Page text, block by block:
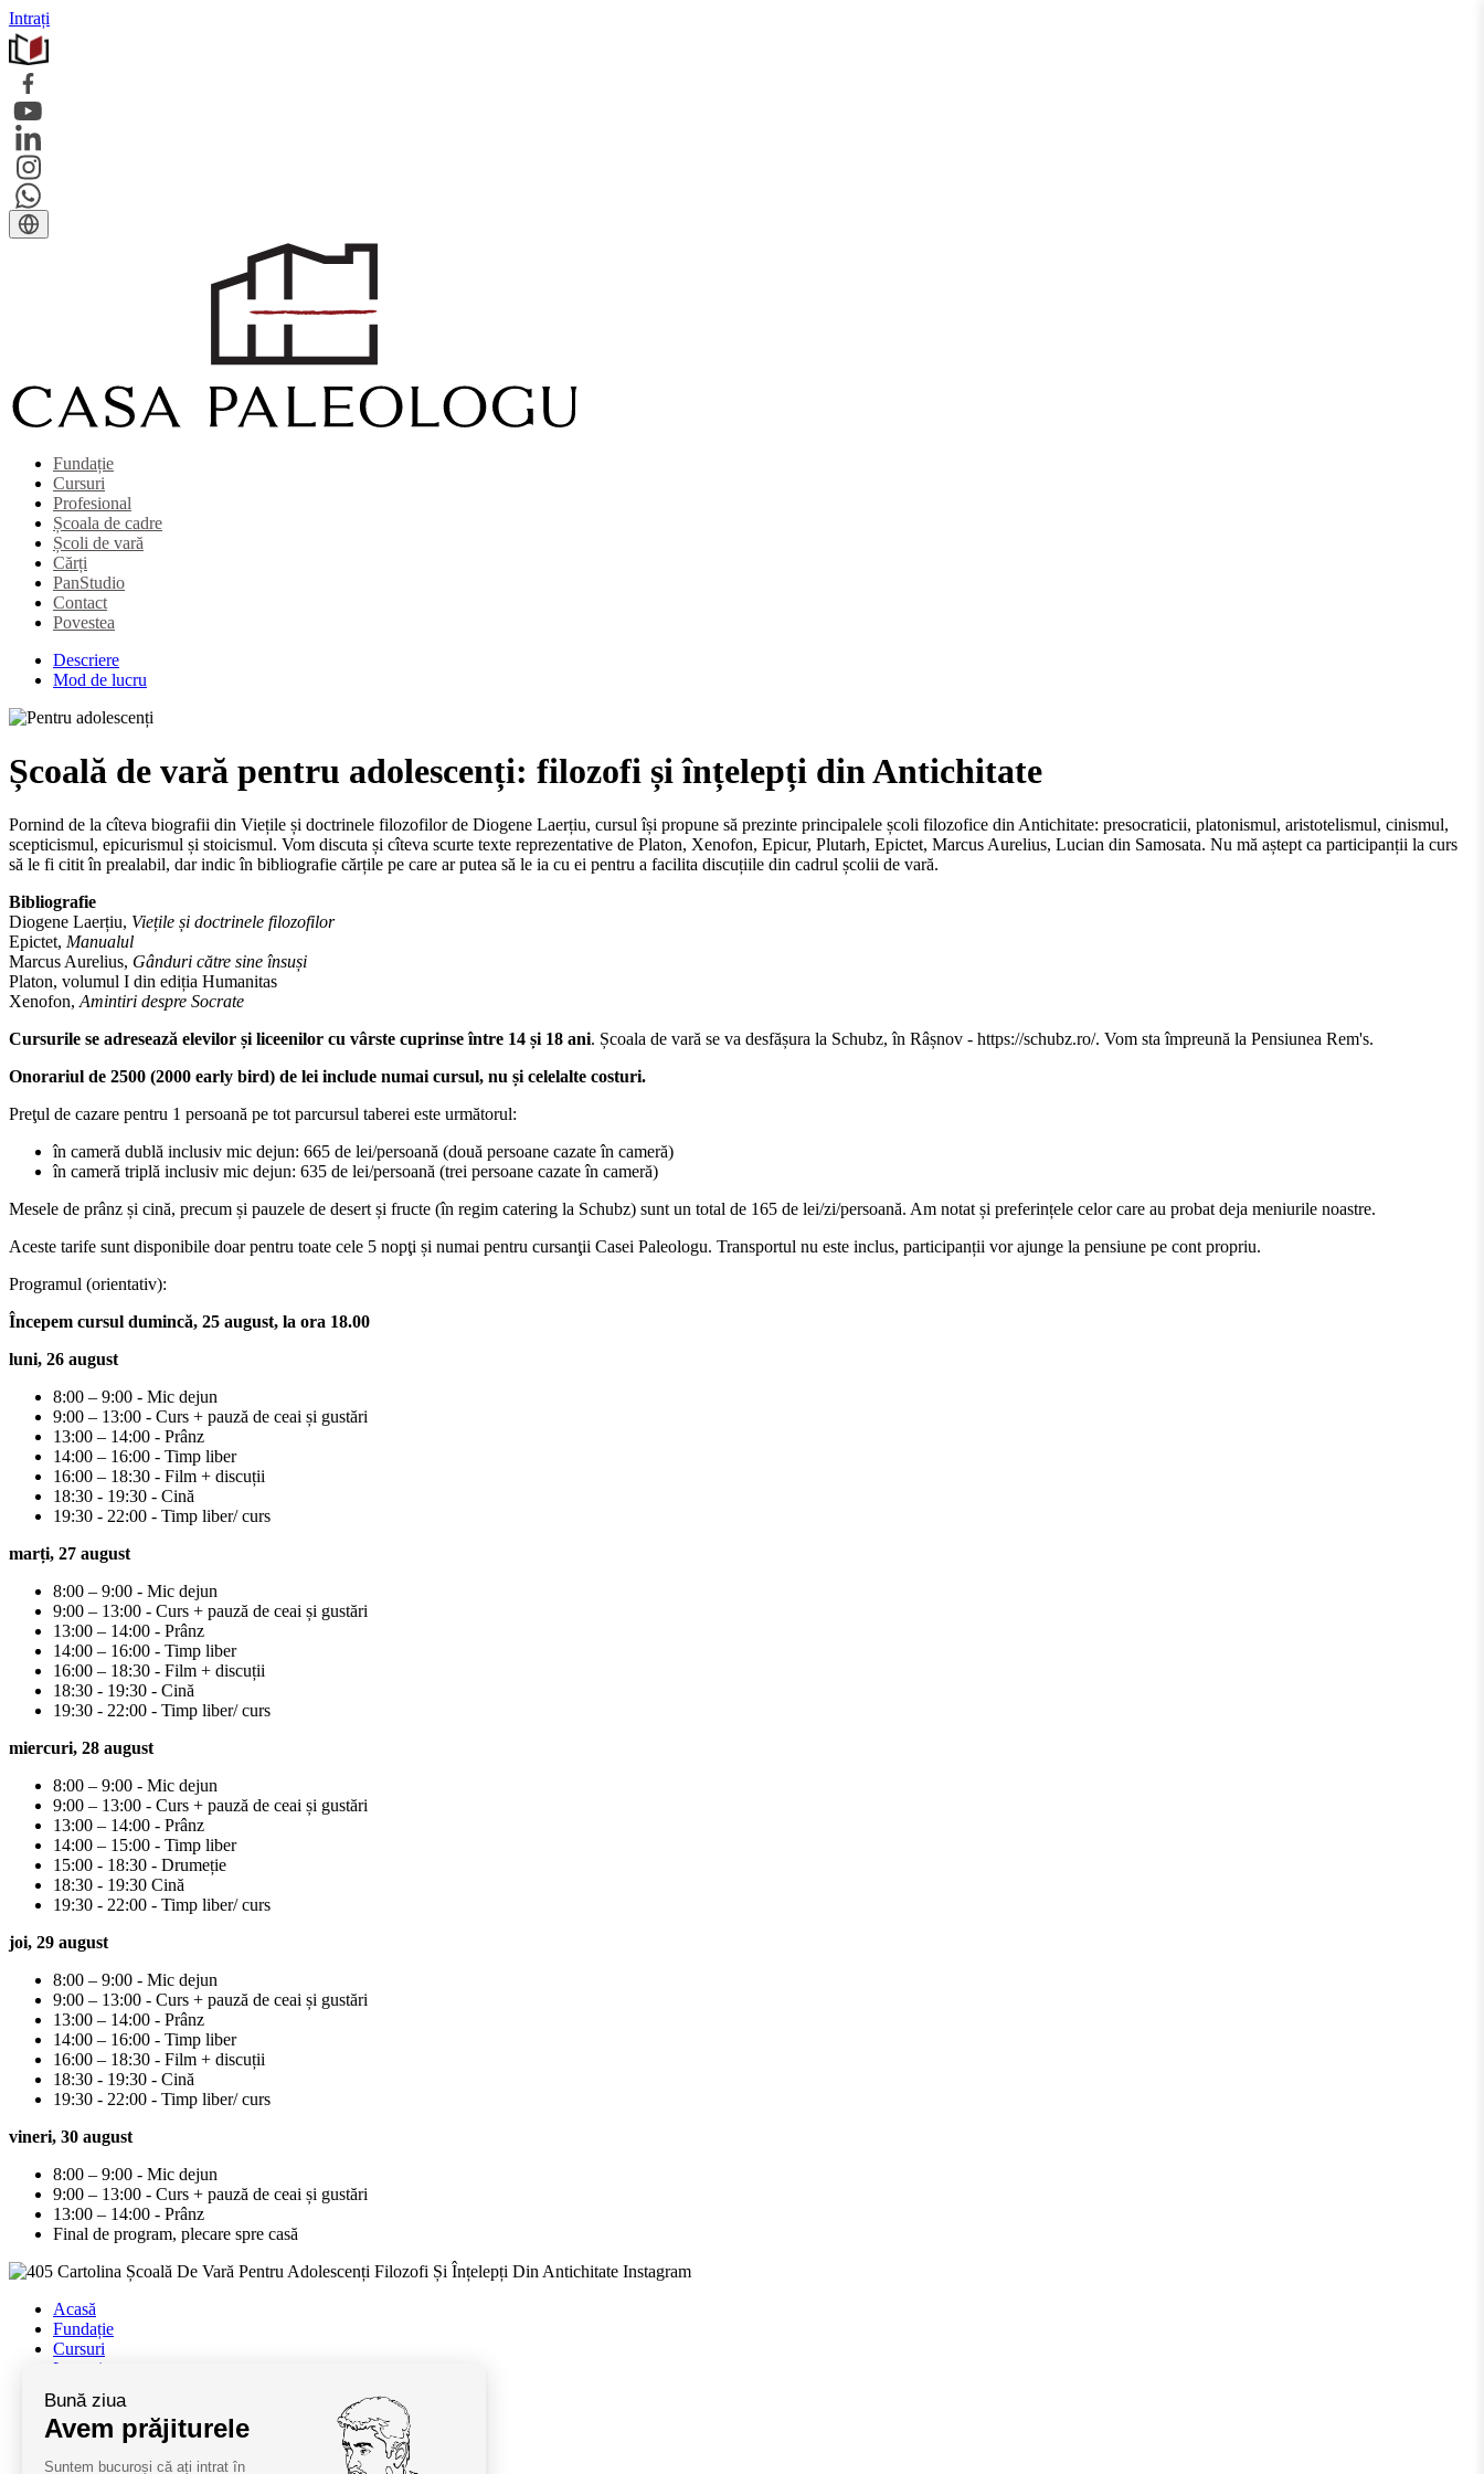
Intrați
Fundație
Cursuri
Profesional
Școala de cadre
Școli de vară
Cărți
PanStudio
Contact
Povestea
Descriere
Mod de lucru
Școală de vară pentru adolescenți: filozofi și înțelepți din Antichitate
Pornind de la cîteva biografii din Viețile și doctrinele filozofilor de Diogene Laerțiu, cursul își propune să prezinte principalele școli filozofice din Antichitate: presocraticii, platonismul, aristotelismul, cinismul,
scepticismul, epicurismul și stoicismul. Vom discuta și cîteva scurte texte reprezentative de Platon, Xenofon, Epicur, Plutarh, Epictet, Marcus Aurelius, Lucian din Samosata. Nu mă aștept ca participanții la curs
să le fi citit în prealabil, dar indic în bibliografie cărțile pe care ar putea să le ia cu ei pentru a facilita discuțiile din cadrul școlii de vară.
Bibliografie
Diogene Laerțiu, Viețile și doctrinele filozofilor
Epictet, Manualul
Marcus Aurelius, Gânduri către sine însuși
Platon, volumul I din ediția Humanitas
Xenofon, Amintiri despre Socrate
Cursurile se adresează elevilor și liceenilor cu vârste cuprinse între 14 și 18 ani. Școala de vară se va desfășura la Schubz, în Râșnov - https://schubz.ro/. Vom sta împreună la Pensiunea Rem's.
Onorariul de 2500 (2000 early bird) de lei include numai cursul, nu și celelalte costuri.
Preţul de cazare pentru 1 persoană pe tot parcursul taberei este următorul:
în cameră dublă inclusiv mic dejun: 665 de lei/persoană (două persoane cazate în cameră)
în cameră triplă inclusiv mic dejun: 635 de lei/persoană (trei persoane cazate în cameră)
Mesele de prânz și cină, precum și pauzele de desert și fructe (în regim catering la Schubz) sunt un total de 165 de lei/zi/persoană. Am notat și preferințele celor care au probat deja meniurile noastre.
Aceste tarife sunt disponibile doar pentru toate cele 5 nopţi și numai pentru cursanţii Casei Paleologu. Transportul nu este inclus, participanții vor ajunge la pensiune pe cont propriu.
Programul (orientativ):
Începem cursul dumincă, 25 august, la ora 18.00
luni, 26 august
8:00 – 9:00 - Mic dejun
9:00 – 13:00 - Curs + pauză de ceai și gustări
13:00 – 14:00 - Prânz
14:00 – 16:00 - Timp liber
16:00 – 18:30 - Film + discuții
18:30 - 19:30 - Cină
19:30 - 22:00 - Timp liber/ curs
marți, 27 august
8:00 – 9:00 - Mic dejun
9:00 – 13:00 - Curs + pauză de ceai și gustări
13:00 – 14:00 - Prânz
14:00 – 16:00 - Timp liber
16:00 – 18:30 - Film + discuții
18:30 - 19:30 - Cină
19:30 - 22:00 - Timp liber/ curs
miercuri, 28 august
8:00 – 9:00 - Mic dejun
9:00 – 13:00 - Curs + pauză de ceai și gustări
13:00 – 14:00 - Prânz
14:00 – 15:00 - Timp liber
15:00 - 18:30 - Drumeție
18:30 - 19:30 Cină
19:30 - 22:00 - Timp liber/ curs
joi, 29 august
8:00 – 9:00 - Mic dejun
9:00 – 13:00 - Curs + pauză de ceai și gustări
13:00 – 14:00 - Prânz
14:00 – 16:00 - Timp liber
16:00 – 18:30 - Film + discuții
18:30 - 19:30 - Cină
19:30 - 22:00 - Timp liber/ curs
vineri, 30 august
8:00 – 9:00 - Mic dejun
9:00 – 13:00 - Curs + pauză de ceai și gustări
13:00 – 14:00 - Prânz
Final de program, plecare spre casă
Acasă
Fundație
Cursuri
Lectori
Termeni și condiții
Cum deveniți oaspeți
SAL ANPC
Bună ziua
Avem prăjiturele
Suntem bucuroși că ați intrat în